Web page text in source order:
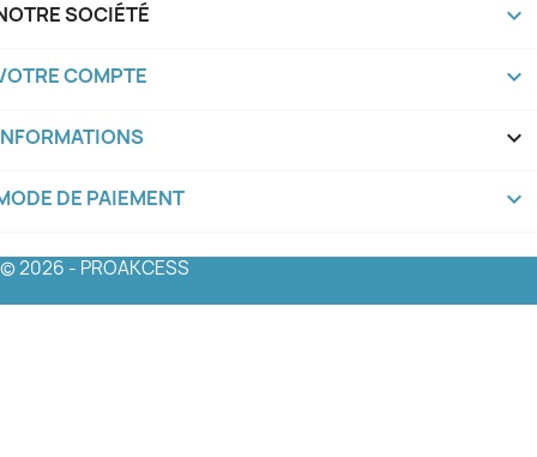
SOCIÉTÉ 
COMPTE 
keyboard_arrow_down
DE PAIEMENT keyboard_arrow_down
© 2026 - PROAKCESS